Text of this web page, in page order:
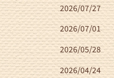
2026/07/27
2026/07/01
2026/05/28
2026/04/24